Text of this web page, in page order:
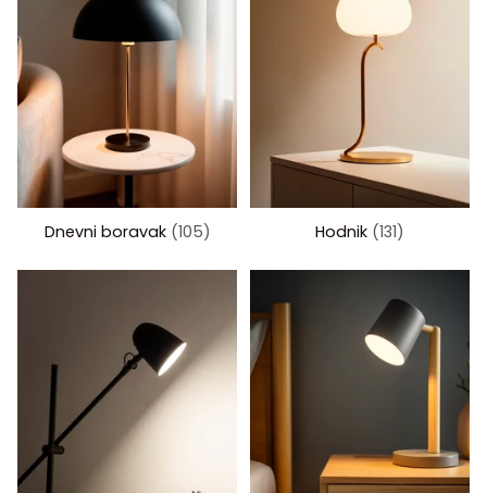
Dnevni boravak (105) Hodnik (131)